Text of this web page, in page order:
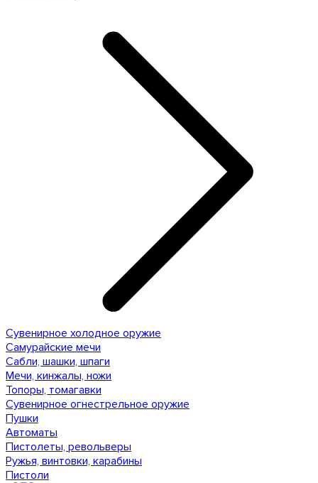
Сувенирное холодное оружие
Самурайские мечи
Сабли, шашки, шпаги
Мечи, кинжалы, ножи
Топоры, томагавки
Сувенирное огнестрельное оружие
Пушки
Автоматы
Пистолеты, револьверы
Ружья, винтовки, карабины
Пистоли